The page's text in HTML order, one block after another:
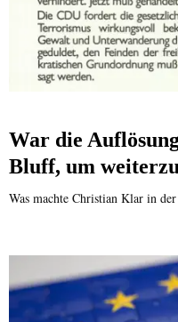
War die
Bluff, um
Was machte Christian Klar in